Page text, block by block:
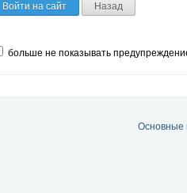
Войти на сайт Назад
больше не показывать
Основные